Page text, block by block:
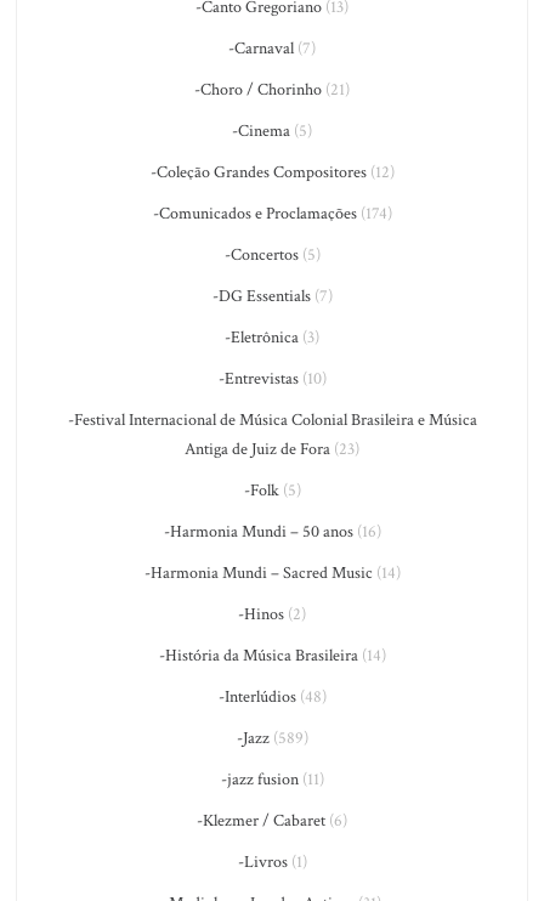
-Canto Gregoriano (13)
-Carnaval (7)
-Choro / Chorinho (21)
-Cinema (5)
-Coleção Grandes Compositores(12)
-Comunicados e Proclamações(174)
-Concertos(5)
-DG Essentials(7)
-Eletrônica (3)
-Entrevistas(10)
-Festival Internacional de Música Colonial Brasileira e Música
Antiga de Juiz de Fora (23)
-Folk(5)
-Harmonia Mundi – 50 anos(16)
-Harmonia Mundi – Sacred Music (14)
-Hinos (2)
-História da Música Brasileira(14)
-Interlúdios(48)
-Jazz(589)
-jazz fusion(11)
-Klezmer / Cabaret (6)
-Livros(1)